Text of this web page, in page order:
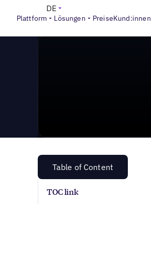
Plattform Lösungen PreiseKund:innen
DE
News & Press
Table of Content
TOC link